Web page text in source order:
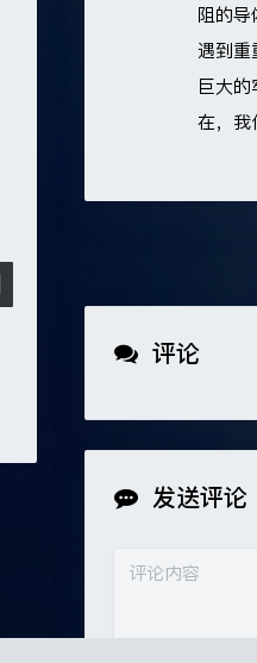
阻的
遇到重
巨大
在，
评论
发送评论